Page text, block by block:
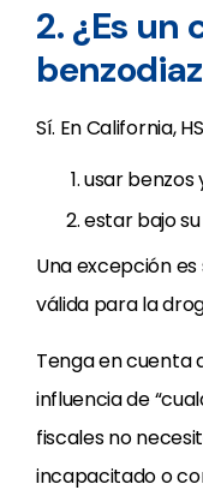
2. ¿Es un
Sí. En California,
usar benzos
estar bajo
Una excepción
válida para la
Tenga en cuenta
influencia de
fiscales no
incapacitado o